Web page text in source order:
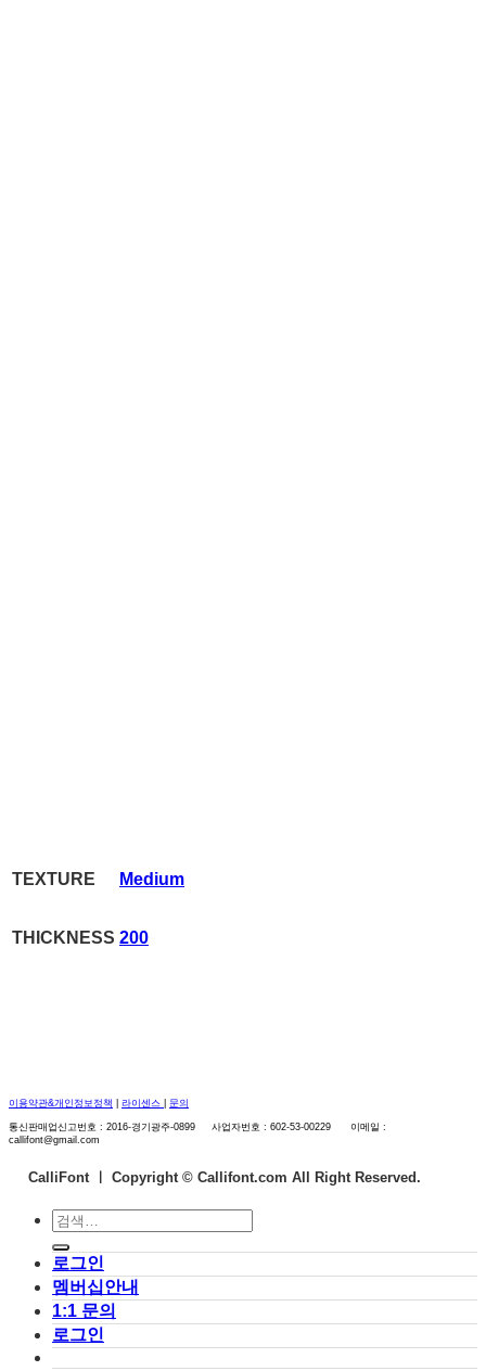
TEXTURE Medium
THICKNESS 200
이용약관&개인정보정책 라이센스 문의
통신판매업신고번호 : 2016-경기광주-0899 사업자번호 : 602-53-00229 이메일 :
callifont@gmail.com
CalliFont ㅣ Copyright © Callifont.com All Right Reserved.
검
색:
로그인
멤버십안내
1:1 문의
로그인